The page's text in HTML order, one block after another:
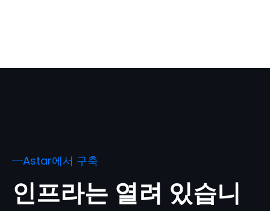
Astar에서 구축
인프라는 열려 있습니